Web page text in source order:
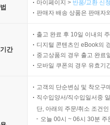
마이페이지 > 반품/교환 신
판매자 배송 상품은 판매자
간
출고 완료 후 10일 이내의
디지털 콘텐츠인 eBook의
중고상품의 경우 출고 완료
모바일 쿠폰의 경우 유효기
고객의 단순변심 및 착오구
직수입양서/직수입일서중
단, 아래의 주문/취소 조건
오늘 00시 ~ 06시 30분